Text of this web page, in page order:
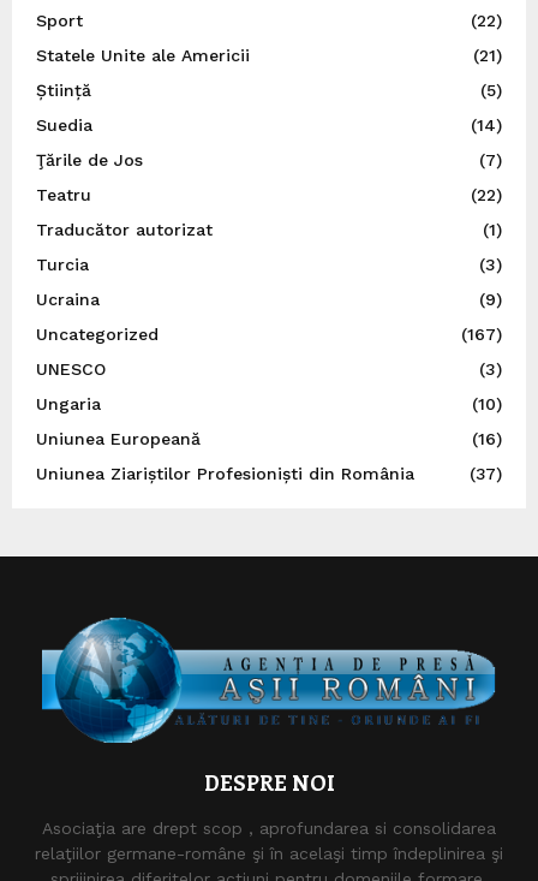
Sport
(22)
Statele Unite ale Americii
(21)
Știință
(5)
Suedia
(14)
Ţările de Jos
(7)
Teatru
(22)
Traducător autorizat
(1)
Turcia
(3)
Ucraina
(9)
Uncategorized
(167)
UNESCO
(3)
Ungaria
(10)
Uniunea Europeană
(16)
Uniunea Ziariștilor Profesioniști din România
(37)
DESPRE NOI
Asociaţia are drept scop , aprofundarea si consolidarea
relaţiilor germane-române şi în acelaşi timp îndeplinirea şi